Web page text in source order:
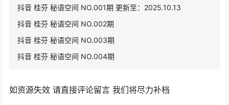
抖音 桂芬 秘语空间 NO.001期 更新至：2025.10.13
抖音 桂芬 秘语空间 NO.002期
抖音 桂芬 秘语空间 NO.003期
抖音 桂芬 秘语空间 NO.004期
如资源失效 请直接评论留言 我们将尽力补档